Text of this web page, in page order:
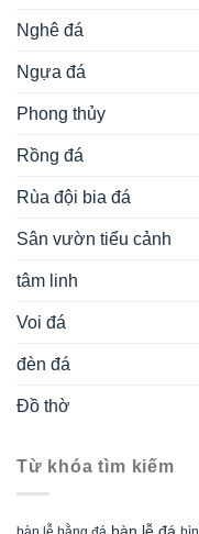
Nghê đá
Ngựa đá
Phong thủy
Rồng đá
Rùa đội bia đá
Sân vườn tiểu cảnh
tâm linh
Voi đá
đèn đá
Đồ thờ
Từ khóa tìm kiếm